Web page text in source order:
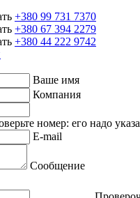
+380 99 731 7370
+380 67 394 2279
+380 44 222 9742
Ваше имя
Компания
номер: его надо
E-mail
Сообщение